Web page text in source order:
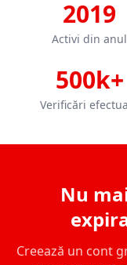
2019
Activi din anul
500k+
Verificări
Nu
Creează un cont